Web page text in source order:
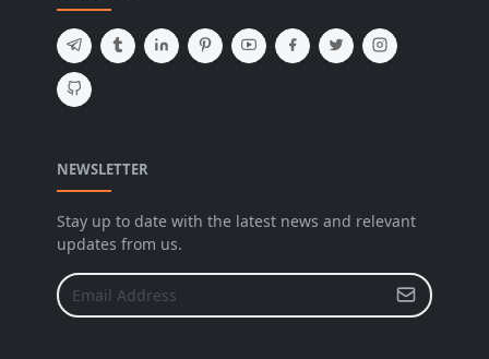
NEWSLETTER
Stay up to date with the latest news and relevant
updates from us.